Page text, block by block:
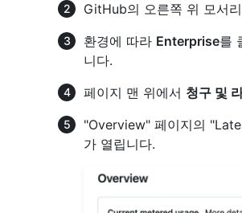
GitHub의 오른쪽 위 모서
환경에 따라 Enterprise를
니다.
페이지 맨 위에서 청구 및
"Overview" 페이지의
가 열립니다.